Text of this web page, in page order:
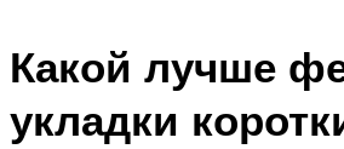
Какой лучше
укладки